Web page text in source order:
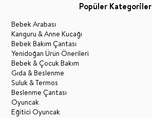
Popüler Kategoriler
Bebek Arabası
Kanguru & Anne Kucağı
Bebek Bakım Çantası
Yenidoğan Ürün Önerileri
Bebek & Çocuk Bakım
Gıda & Beslenme
Suluk & Termos
Beslenme Çantası
Oyuncak
Eğitici Oyuncak